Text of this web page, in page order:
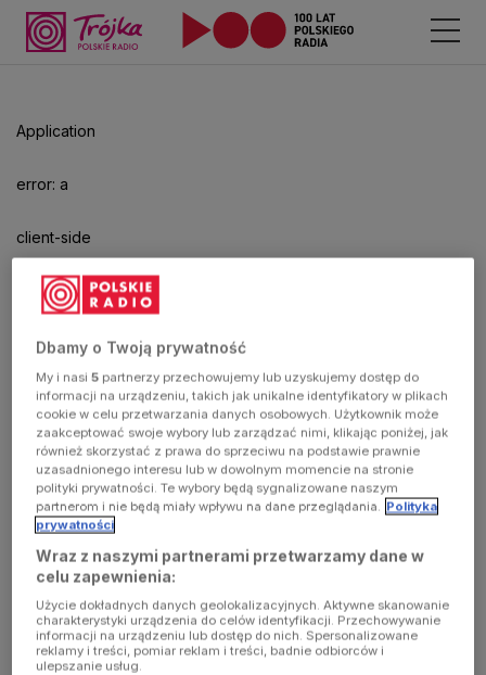
Application
error: a
client-side
exception
has
occurred
(see the
browser
console for
more
information)
aby
odtwarzać.
Dbamy o Twoją prywatność
My i nasi5 partnerzy przechowujemy lub uzyskujemy dostęp do
informacji na urządzeniu, takich jak unikalne identyfikatory w plikach
cookie w celu przetwarzania danych osobowych. Użytkownik może
zaakceptować swoje wybory lub zarządzać nimi, klikając poniżej, jak
również skorzystać z prawa do sprzeciwu na podstawie prawnie
uzasadnionego interesu lub w dowolnym momencie na stronie
polityki prywatności. Te wybory będą sygnalizowane naszym
partnerom i nie będą miały wpływu na dane przeglądania. Polityka
prywatności
Wraz z naszymi partnerami przetwarzamy dane w
celu zapewnienia:
Użycie dokładnych danych geolokalizacyjnych. Aktywne skanowanie
charakterystyki urządzenia do celów identyfikacji. Przechowywanie
informacji na urządzeniu lub dostęp do nich. Spersonalizowane
reklamy i treści, pomiar reklam i treści, badnie odbiorców i
ulepszanie usług.